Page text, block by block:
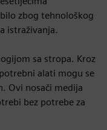
zbog tehnološkog
istraživanja.
sa stropa. Kroz
alati mogu se
Ovi nosači medija
bez potrebe za